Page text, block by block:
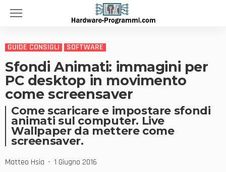
GUIDE CONSIGLI SOFTWARE
Sfondi Animati: immagini per
PC desktop in movimento
come screensaver
Come scaricare e impostare sfondi
animati sul computer. Live
Wallpaper da mettere come
screensaver.
Matteo Hsia 1 Giugno 2016